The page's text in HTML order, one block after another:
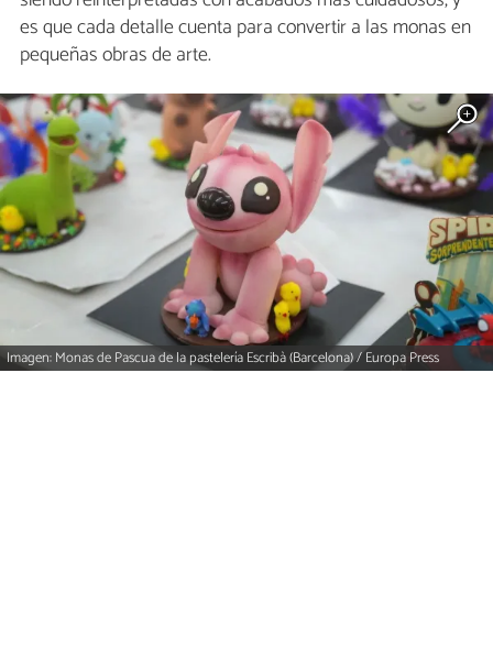
es que cada detalle cuenta para convertir a las monas en
pequeñas obras de arte.
Imagen: Monas de Pascua de la pastelería Escribà (Barcelona) / Europa Press